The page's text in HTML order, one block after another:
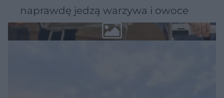
naprawdę jedzą warzywa i owoce